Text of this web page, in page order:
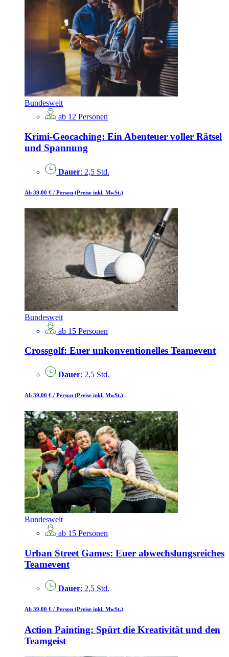
Bundesweit
ab 12 Personen
Krimi-Geocaching: Ein Abenteuer voller Rätsel
und Spannung
Dauer: 2,5 Std.
Ab 39,00 € / Person (Preise inkl. MwSt.)
Bundesweit
ab 15 Personen
Crossgolf: Euer unkonventionelles Teamevent
Dauer: 2,5 Std.
Ab 39,00 € / Person (Preise inkl. MwSt.)
Bundesweit
ab 15 Personen
Urban Street Games: Euer abwechslungsreiches
Teamevent
Dauer: 2,5 Std.
Ab 39,00 € / Person (Preise inkl. MwSt.)
Action Painting: Spürt die Kreativität und den
Teamgeist